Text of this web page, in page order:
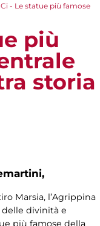
- Le statue più famose
più
storia
Marsia, l’Agrippina
delle divinità e
più famose della